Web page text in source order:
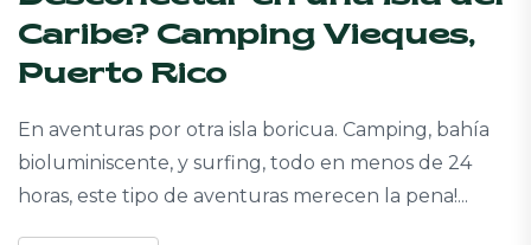
Caribe? Camping Vieques,
Puerto Rico
En aventuras por otra isla boricua. Camping, bahía
bioluminiscente, y surfing, todo en menos de 24
horas, este tipo de aventuras merecen la pena!...